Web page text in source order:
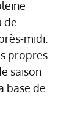
de
midi.
propres
saison
base de